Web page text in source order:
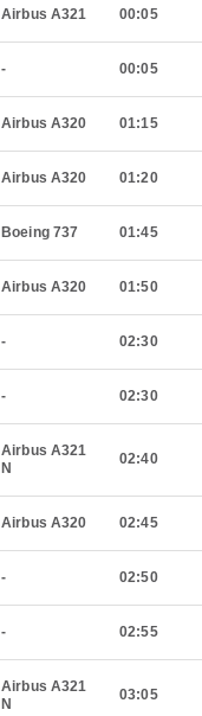
Airbus A321 00:05
- 00:05
Airbus A320 01:15
Airbus A320 01:20
Boeing 737 01:45
Airbus A320 01:50
- 02:30
- 02:30
Airbus A321
N
02:40
Airbus A320 02:45
- 02:50
- 02:55
Airbus A321
N
03:05